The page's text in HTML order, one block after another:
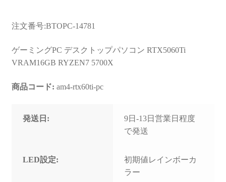
注文番号:BTOPC-14781
ゲーミングPC デスクトップパソコン RTX5060Ti
VRAM16GB RYZEN7 5700X
商品コード: am4-rtx60ti-pc
発送日:
9日-13日営業日程度
で発送
LED設定:
初期値レインボーカ
ラー